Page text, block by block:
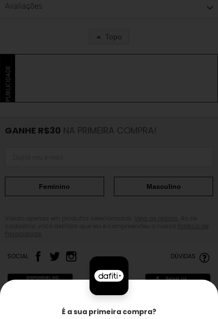
Avaliações
Topo
PUBLICIDADE
GANHE R$30 NA PRIMEIRA COMPRA!
Feminino Masculino
SOCIAL DÚVIDAS
É a sua primeira compra?